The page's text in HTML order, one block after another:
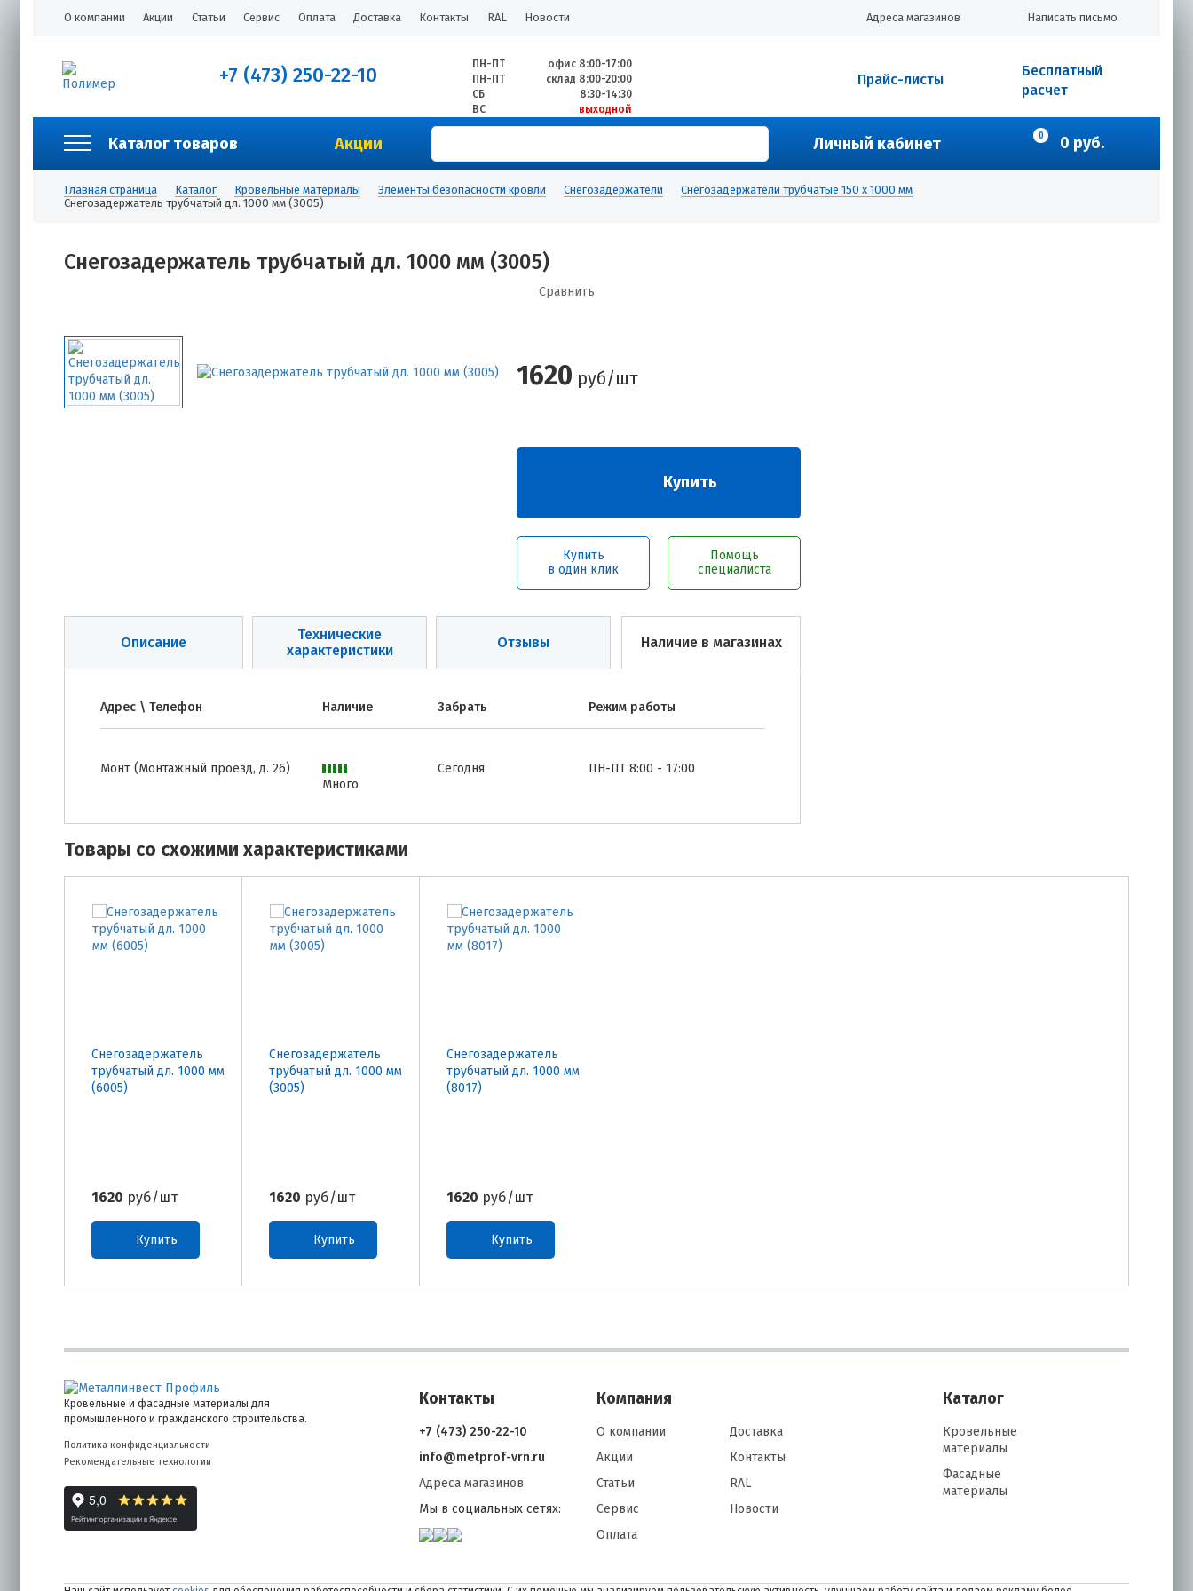
О компании Акции Статьи Сервис Оплата Доставка Контакты RAL Новости Написать письмо
Адреса магазинов
+7 (473) 250-22-10 ПН-ПТ
офис 8:00-17:00
ПН-ПТ
склад 8:00-20:00
СБ
8:30-14:30
ВС
выходной
Бесплатный
расчет
Прайс-листы
Каталог товаров Акции Личный кабинет 0 0 руб.
Главная страница Каталог Кровельные материалы Элементы безопасности кровли Снегозадержатели
Снегозадержатели трубчатые 150 х 1000 мм
Снегозадержатель трубчатый дл. 1000 мм (3005)
Снегозадержатель трубчатый дл. 1000 мм (3005)
Сравнить
1620 руб/шт
Купить
Купить
в один клик
Помощь
специалиста
Описание
Технические
характеристики
Отзывы Наличие в магазинах
Адрес \ Телефон Наличие Забрать Режим работы
Монт (Монтажный проезд, д. 26)
Много
Сегодня ПН-ПТ 8:00 - 17:00
Товары со схожими характеристиками
Снегозадержатель
трубчатый дл. 1000 мм
(6005)
1620 руб/шт
Купить
Снегозадержатель
трубчатый дл. 1000 мм
(3005)
1620 руб/шт
Купить
Снегозадержатель
трубчатый дл. 1000 мм
(8017)
1620 руб/шт
Купить
Кровельные и фасадные материалы для
промышленного и гражданского строительства.
Политика конфиденциальности
Рекомендательные технологии
Контакты
+7 (473) 250-22-10
info@metprof-vrn.ru
Адреса магазинов
Мы в социальных сетях:
Компания
О компании
Акции
Статьи
Сервис
Оплата
Доставка
Контакты
RAL
Новости
Каталог
Кровельные
материалы
Фасадные
материалы